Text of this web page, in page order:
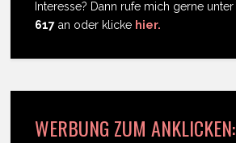
Interesse? Dann rufe mich gerne unter
617 an oder klicke hier.
WERBUNG ZUM ANKLICKEN: